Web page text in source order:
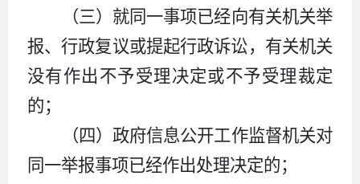
（三）就同一事项已经向有关机关举
报、行政复议或提起行政诉讼，有关机关
没有作出不予受理决定或不予受理裁定
的；
（四）政府信息公开工作监督机关对
同一举报事项已经作出处理决定的；